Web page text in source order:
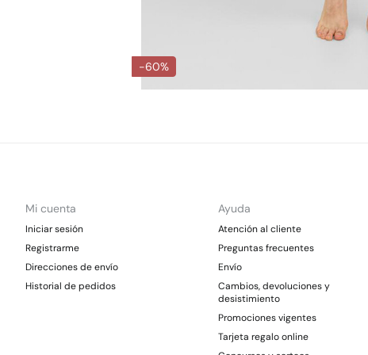
-60%
Mi cuenta
Iniciar sesión
Registrarme
Direcciones de envío
Historial de pedidos
Ayuda
Atención al cliente
Preguntas frecuentes
Envío
Cambios, devoluciones y
desistimiento
Promociones vigentes
Tarjeta regalo online